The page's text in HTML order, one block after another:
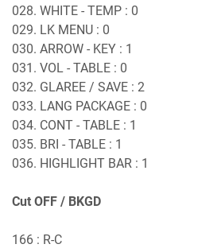
028. WHITE - TEMP : 0
029. LK MENU : 0
030. ARROW - KEY : 1
031. VOL - TABLE : 0
032. GLAREE / SAVE : 2
033. LANG PACKAGE : 0
034. CONT - TABLE : 1
035. BRI - TABLE : 1
036. HIGHLIGHT BAR : 1
Cut OFF / BKGD
166 : R-C